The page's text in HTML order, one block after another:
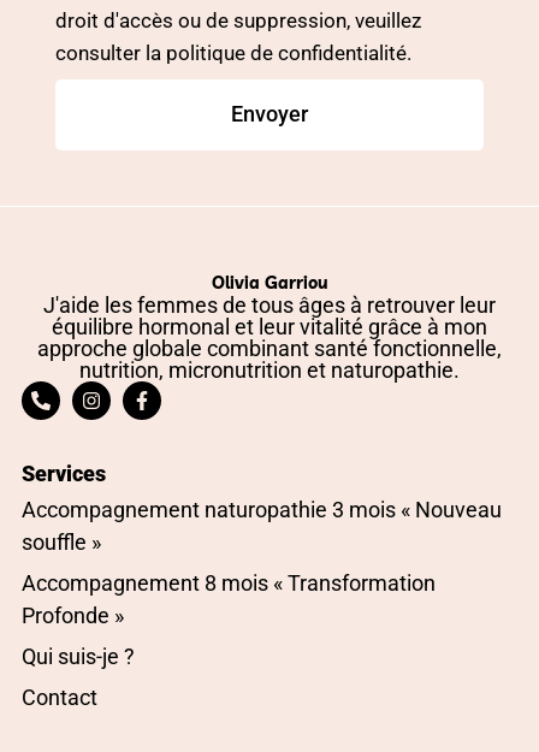
droit d'accès ou de suppression, veuillez
consulter la politique de confidentialité.
Envoyer
Olivia Garriou
J'aide les femmes de tous âges à retrouver leur
équilibre hormonal et leur vitalité grâce à mon
approche globale combinant santé fonctionnelle,
nutrition, micronutrition et naturopathie.
Services
Accompagnement naturopathie 3 mois « Nouveau
souffle »
Accompagnement 8 mois « Transformation
Profonde »
Qui suis-je ?
Contact